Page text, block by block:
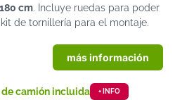
cm. Incluye ruedas para poder
de tornillería para el montaje.
más información
de camión incluida + INFO